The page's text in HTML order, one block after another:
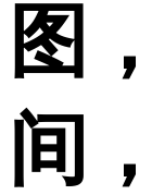
图
间